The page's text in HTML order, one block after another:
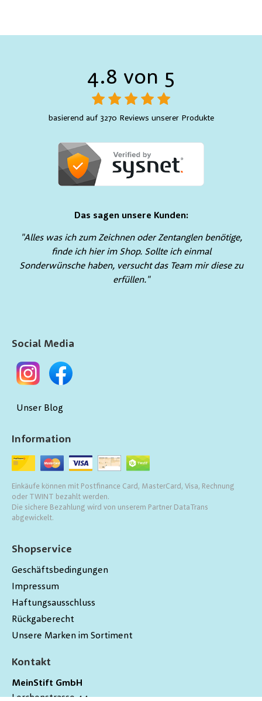
4.8 von 5
basierend auf 3270 Reviews unserer Produkte
Das sagen unsere Kunden:
"Alles was ich zum Zeichnen oder Zentanglen benötige,
finde ich hier im Shop. Sollte ich einmal
Sonderwünsche haben, versucht das Team mir diese zu
erfüllen."
Kontakt
MeinStift GmbH
Lerchenstrasse 44
Shopservice
Geschäftsbedingungen
Impressum
Haftungsausschluss
Rückgaberecht
Unsere Marken im Sortiment
Information
Einkäufe können mit Postfinance Card, MasterCard, Visa, Rechnung
oder TWINT bezahlt werden.
Die sichere Bezahlung wird von unserem Partner DataTrans
abgewickelt.
Social Media
Unser Blog